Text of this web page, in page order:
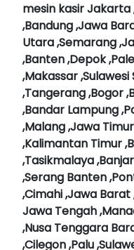
mesin kasir Jakarta
,Bandung ,Jawa
Utara ,Semarang
,Banten ,Depok
,Makassar
,Tangerang ,Bogor
,Bandar Lampung
,Malang ,Jawa
,Kalimantan Timur
,Tasikmalaya
,Serang Banten
,Cimahi ,Jawa
Jawa Tengah
,Nusa Tenggara
,Cilegon ,Palu